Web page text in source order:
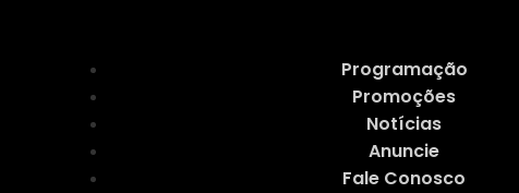
Programação
Promoções
Notícias
Anuncie
Fale Conosco